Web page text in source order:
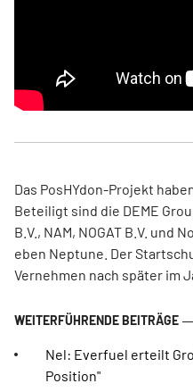
Das PosHYdon-Projekt
Beteiligt sind die DEME
B.V., NAM, NOGAT B.V. und
eben Neptune. Der
Vernehmen nach später im
Nel: Everfuel erteilt
Position"